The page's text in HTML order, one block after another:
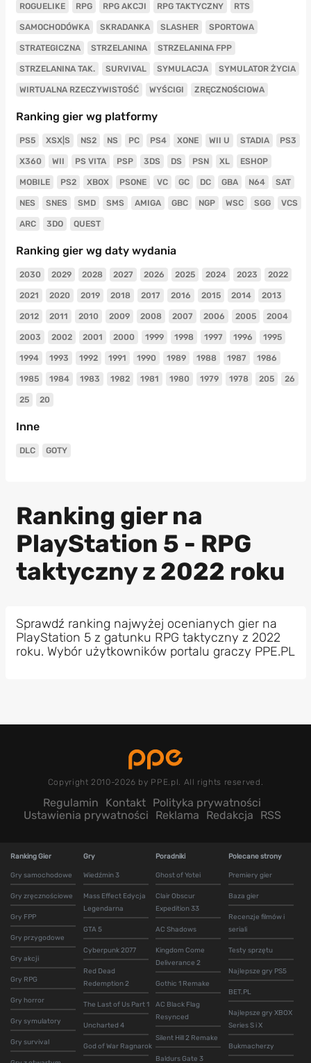
ROGUELIKE RPG RPG AKCJI RPG TAKTYCZNY RTS
SAMOCHODÓWKA SKRADANKA SLASHER SPORTOWA
STRATEGICZNA STRZELANINA STRZELANINA FPP
STRZELANINA TAK. SURVIVAL SYMULACJA SYMULATOR ŻYCIA
WIRTUALNA RZECZYWISTOŚĆ WYŚCIGI ZRĘCZNOŚCIOWA
Ranking gier wg platformy
PS5 XSX|S NS2 NS PC PS4 XONE WII U STADIA PS3
X360 WII PS VITA PSP 3DS DS PSN XL ESHOP
MOBILE PS2 XBOX PSONE VC GC DC GBA N64 SAT
NES SNES SMD SMS AMIGA GBC NGP WSC SGG VCS
ARC 3DO QUEST
Ranking gier wg daty wydania
2030 2029 2028 2027 2026 2025 2024 2023 2022
2021 2020 2019 2018 2017 2016 2015 2014 2013
2012 2011 2010 2009 2008 2007 2006 2005 2004
2003 2002 2001 2000 1999 1998 1997 1996 1995
1994 1993 1992 1991 1990 1989 1988 1987 1986
1985 1984 1983 1982 1981 1980 1979 1978 205 26
25 20
Inne
DLC GOTY
Ranking gier na
PlayStation 5 - RPG
taktyczny z 2022 roku
Sprawdź ranking najwyżej ocenianych gier na
PlayStation 5 z gatunku RPG taktyczny z 2022
roku. Wybór użytkowników portalu graczy PPE.PL
Copyright 2010-2026 by PPE.pl. All rights reserved.
Regulamin Kontakt Polityka prywatności
Ustawienia prywatności
Reklama Redakcja RSS
Ranking Gier
Gry samochodowe
Gry zręcznościowe
Gry FPP
Gry przygodowe
Gry akcji
Gry RPG
Gry horror
Gry symulatory
Gry survival
Gry
Wiedźmin 3
Mass Effect Edycja
Legendarna
GTA 5
Cyberpunk 2077
Red Dead
Redemption 2
The Last of Us Part 1
Uncharted 4
God of War Ragnarok
Poradniki
Ghost of Yotei
Clair Obscur
Expedition 33
AC Shadows
Kingdom Come
Deliverance 2
Gothic 1 Remake
AC Black Flag
Resynced
Silent Hill 2 Remake
Baldurs Gate 3
Polecane strony
Premiery gier
Baza gier
Recenzje filmów i
seriali
Testy sprzętu
Najlepsze gry PS5
BET.PL
Najlepsze gry XBOX
Series S i X
Bukmacherzy